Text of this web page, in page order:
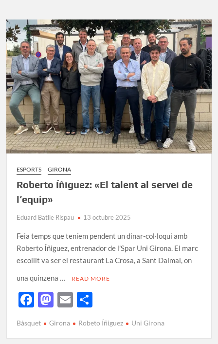
o
o
k
o
n
ar
te
ix
ESPORTS GIRONA
Roberto Íñiguez: «El talent al servei de
l’equip»
Eduard Batlle Rispau 13 octubre 2025
Feia temps que teníem pendent un dinar-col·loqui amb
Roberto Íñiguez, entrenador de l’Spar Uni Girona. El marc
escollit va ser el restaurant La Crosa, a Sant Dalmai, on
una quinzena …
READ MORE
F
e
M
to
E
ail m
Bàsquet Girona Robeto Íñiguez Uni Girona